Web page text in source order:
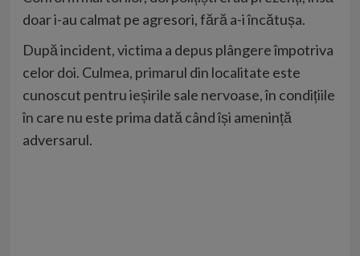
doar i-au calmat pe agresori, fără a-i încătușa.
După incident, victima a depus plângere împotriva
celor doi. Culmea, primarul din localitate este
cunoscut pentru ieșirile sale nervoase, în condițiile
în care nu este prima dată când își amenință
adversarul.